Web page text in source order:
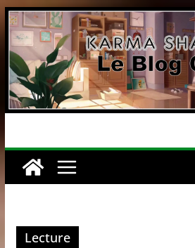
Passer
au
contenu
Lecture